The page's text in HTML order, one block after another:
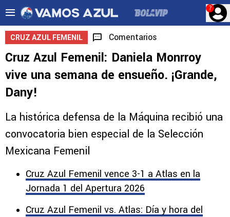
?
CRUZ AZUL FEMENIL Comentarios
Cruz Azul Femenil: Daniela Monrroy
vive una semana de ensueño. ¡Grande,
Dany!
La histórica defensa de la Máquina recibió una
convocatoria bien especial de la Selección
Mexicana Femenil
Cruz Azul Femenil vence 3-1 a Atlas en la
Jornada 1 del Apertura 2026
Cruz Azul Femenil vs. Atlas: Día y hora del